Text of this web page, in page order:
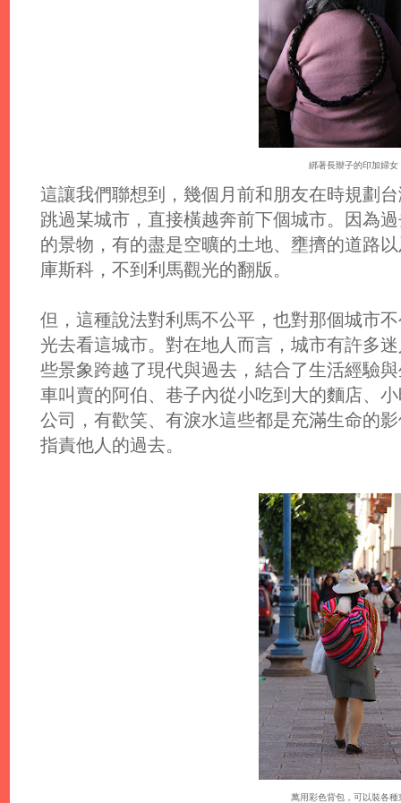
綁著長辮子的印加婦女
這讓我們聯想到，幾個月前和朋友在時規劃
跳過某城市，直接橫越奔前下個城市。因為
的景物，有的盡是空曠的土地、壅擠的道路
庫斯科，不到利馬觀光的翻版。
但，這種說法對利馬不公平，也對那個城市
光去看這城市。對在地人而言，城市有許多
些景象跨越了現代與過去，結合了生活經驗
車叫賣的阿伯、巷子內從小吃到大的麵店、
公司，有歡笑、有淚水這些都是充滿生命的
指責他人的過去。
萬用彩色背包，可以裝各種